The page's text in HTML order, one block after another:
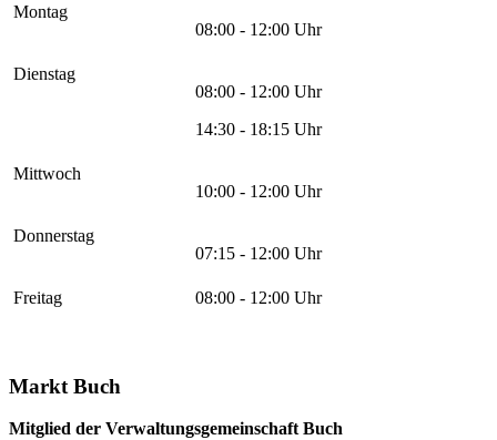
Montag
08:00 - 12:00 Uhr
Dienstag
08:00 - 12:00 Uhr
14:30 - 18:15 Uhr
Mittwoch
10:00 - 12:00 Uhr
Donnerstag
07:15 - 12:00 Uhr
Freitag 08:00 - 12:00 Uhr
Markt Buch
Mitglied der Verwaltungsgemeinschaft Buch